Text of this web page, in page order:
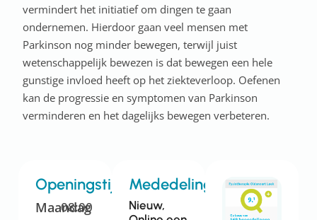
vermindert het initiatief om dingen te gaan
ondernemen. Hierdoor gaan veel mensen met
Parkinson nog minder bewegen, terwijl juist
wetenschappelijk bewezen is dat bewegen een hele
gunstige invloed heeft op het ziekteverloop. Oefenen
kan de progressie en symptomen van Parkinson
verminderen en het dagelijks bewegen verbeteren.
Openingstijden
Maandag
08:00
Mededelingen
Nieuw,